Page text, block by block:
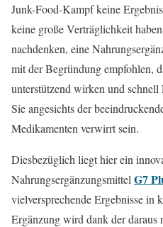
Junk-Food-Kampf keine
keine große Verträglichkeit
nachdenken, eine
mit der Begründung empfohlen,
unterstützend wirken und
Sie angesichts der
Medikamenten verwirrt sein.
Diesbezüglich liegt hier ein
Nahrungsergänzungsmittel G7
vielversprechende Ergebnisse in
Ergänzung wird dank der daraus